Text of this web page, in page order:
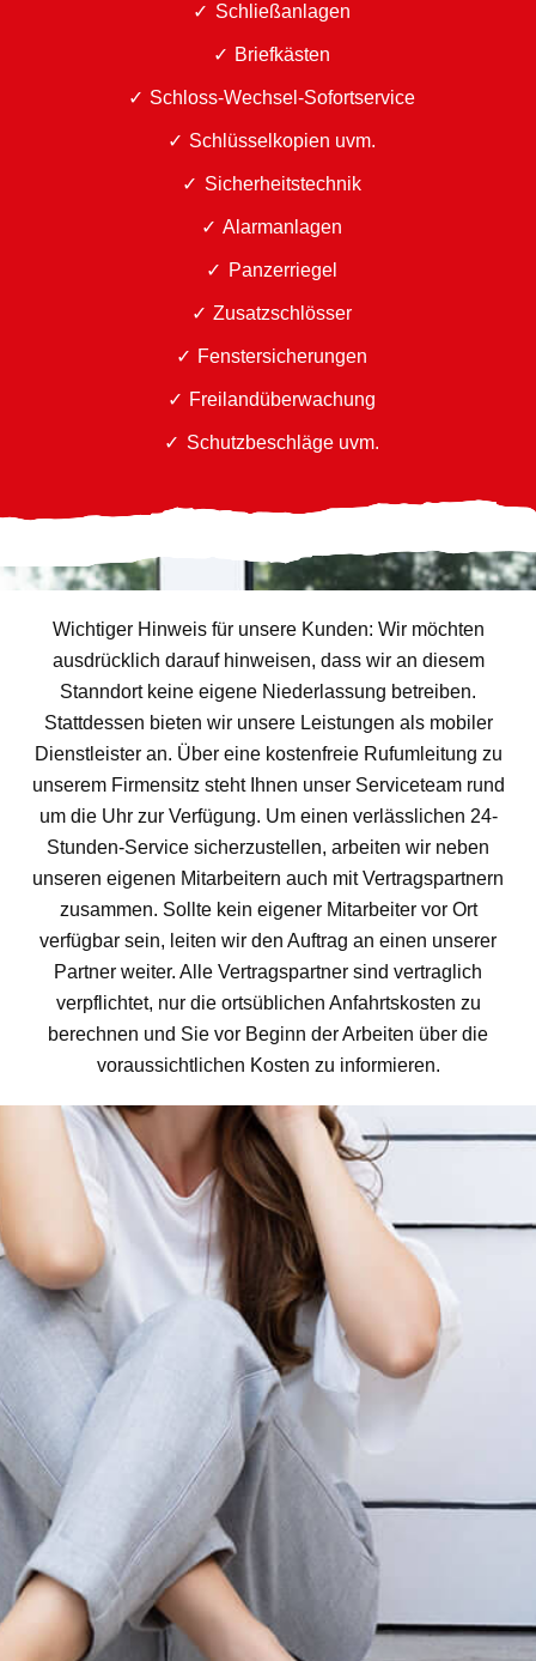
Schließanlagen
Briefkästen
Schloss-Wechsel-Sofortservice
Schlüsselkopien uvm.
Sicherheitstechnik
Alarmanlagen
Panzerriegel
Zusatzschlösser
Fenstersicherungen
Freilandüberwachung
Schutzbeschläge uvm.
Wichtiger Hinweis für unsere Kunden: Wir möchten
ausdrücklich darauf hinweisen, dass wir an diesem
Stanndort keine eigene Niederlassung betreiben.
Stattdessen bieten wir unsere Leistungen als mobiler
Dienstleister an. Über eine kostenfreie Rufumleitung zu
unserem Firmensitz steht Ihnen unser Serviceteam rund
um die Uhr zur Verfügung. Um einen verlässlichen 24-
Stunden-Service sicherzustellen, arbeiten wir neben
unseren eigenen Mitarbeitern auch mit Vertragspartnern
zusammen. Sollte kein eigener Mitarbeiter vor Ort
verfügbar sein, leiten wir den Auftrag an einen unserer
Partner weiter. Alle Vertragspartner sind vertraglich
verpflichtet, nur die ortsüblichen Anfahrtskosten zu
berechnen und Sie vor Beginn der Arbeiten über die
voraussichtlichen Kosten zu informieren.